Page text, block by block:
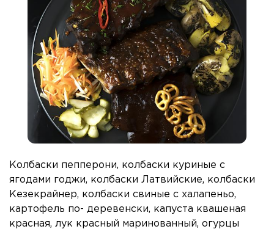
Колбаски пепперони, колбаски куриные с
ягодами годжи, колбаски Латвийские, колбаски
Кезекрайнер, колбаски свиные с халапеньо,
картофель по- деревенски, капуста квашеная
красная, лук красный маринованный, огурцы